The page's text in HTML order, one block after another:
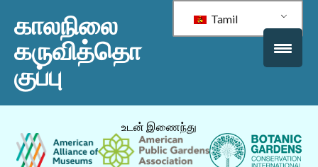
காலநிலை
கருவித்தொ
குப்பு
Tamil
உடன் இணைந்து